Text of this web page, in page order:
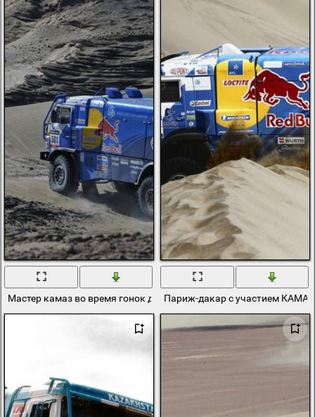
Мастер камаз во время гонок дакарПариж-дакар с участием